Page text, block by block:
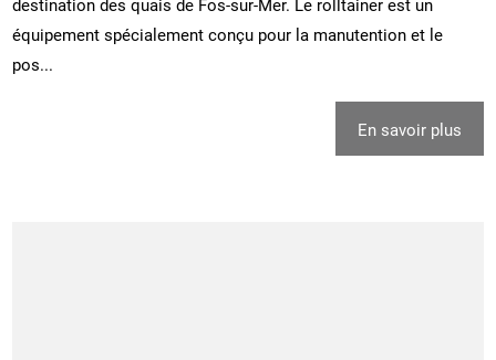
destination des quais de Fos-sur-Mer. Le rolltainer est un
équipement spécialement conçu pour la manutention et le
pos...
En savoir plus